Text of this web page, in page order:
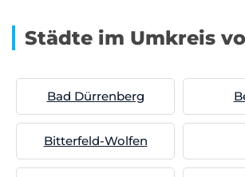
Städte im Umkreis
Bad Dürrenberg
Bitterfeld-Wolfen